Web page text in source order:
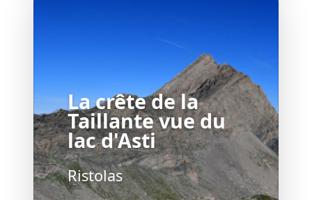
La crête de la
Taillante vue du
lac d'Asti
Ristolas